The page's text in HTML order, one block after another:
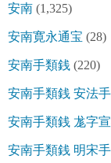
安南 (1,325)
安南寛永通宝 (28)
安南手類銭 (220)
安南手類銭 安法手
安南手類銭 尨字
安南手類銭 明宋手